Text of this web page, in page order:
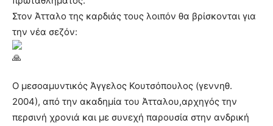
Στον Άτταλο της καρδιάς τους λοιπόν θα βρίσκονται για
την νέα σεζόν:
Ο μεσοαμυντικός Άγγελος Κουτσόπουλος (γεννηθ.
2004), από την ακαδημία του Άτταλου,αρχηγός την
περσινή χρονιά και με συνεχή παρουσία στην ανδρική